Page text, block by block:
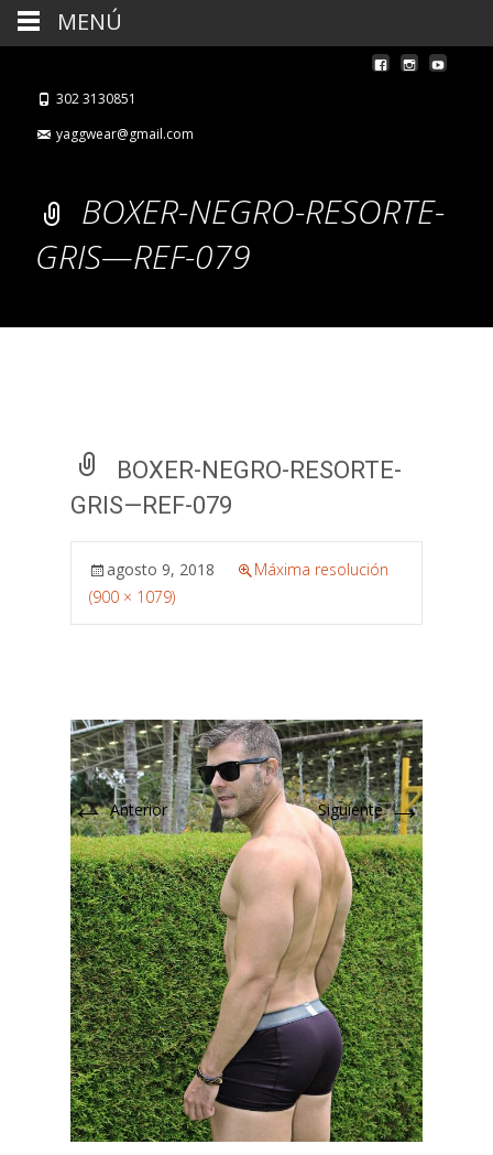
302 3130851
yaggwear@gmail.com
BOXER-NEGRO-RESORTE-
GRIS—REF-079
BOXER-NEGRO-RESORTE-
GRIS—REF-079
agosto 9, 2018
Máxima resolución
(900 × 1079)
←Anterior Siguiente→
MENÚ